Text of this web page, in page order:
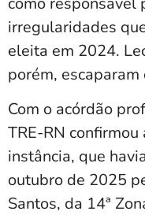
irregularidades
eleita em 2024.
porém,
Com o acórdão
TRE-RN
instância, que
outubro de 2025
Santos, da 14ª